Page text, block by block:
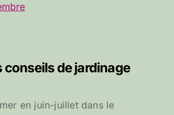
conseils de jardinage
en juin-juillet dans le